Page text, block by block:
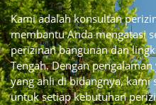
Kami adalah konsultan
membantu Anda mengatasi
perizinan bangunan dan
Tengah. Dengan
yang ahli di bidangnya,
untuk setiap kebutuhan